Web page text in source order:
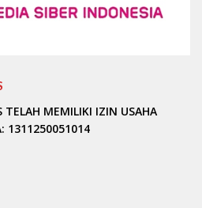
TELAH MEMILIKI IZIN USAHA
1311250051014